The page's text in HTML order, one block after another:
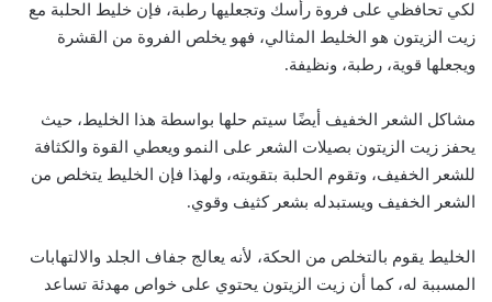
لكي تحافظي على فروة رأسك وتجعليها رطبة، فإن خليط الحلبة مع
زيت الزيتون هو الخليط المثالي، فهو يخلص الفروة من القشرة
ويجعلها قوية، رطبة، ونظيفة.
مشاكل الشعر الخفيف أيضًا سيتم حلها بواسطة هذا الخليط، حيث
يحفز زيت الزيتون بصيلات الشعر على النمو ويعطي القوة والكثافة
للشعر الخفيف، وتقوم الحلبة بتقويته، ولهذا فإن الخليط يتخلص من
الشعر الخفيف ويستبدله بشعر كثيف وقوي.
الخليط يقوم بالتخلص من الحكة، لأنه يعالج جفاف الجلد والالتهابات
المسببة له، كما أن زيت الزيتون يحتوي على خواص مهدئة تساعد